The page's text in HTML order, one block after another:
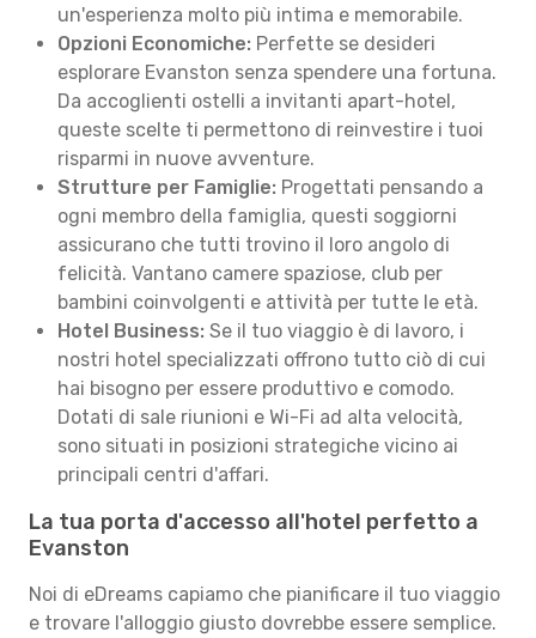
un'esperienza molto più intima e memorabile.
Opzioni Economiche: Perfette se desideri
esplorare Evanston senza spendere una fortuna.
Da accoglienti ostelli a invitanti apart-hotel,
queste scelte ti permettono di reinvestire i tuoi
risparmi in nuove avventure.
Strutture per Famiglie: Progettati pensando a
ogni membro della famiglia, questi soggiorni
assicurano che tutti trovino il loro angolo di
felicità. Vantano camere spaziose, club per
bambini coinvolgenti e attività per tutte le età.
Hotel Business: Se il tuo viaggio è di lavoro, i
nostri hotel specializzati offrono tutto ciò di cui
hai bisogno per essere produttivo e comodo.
Dotati di sale riunioni e Wi-Fi ad alta velocità,
sono situati in posizioni strategiche vicino ai
principali centri d'affari.
La tua porta d'accesso all'hotel perfetto a
Evanston
Noi di eDreams capiamo che pianificare il tuo viaggio
e trovare l'alloggio giusto dovrebbe essere semplice.